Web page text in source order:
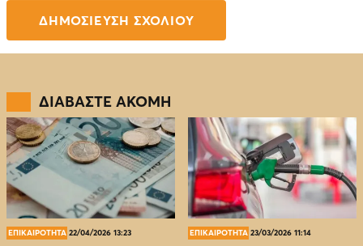
ΔΙΑΒΑΣΤΕ ΑΚΟΜΗ
ΕΠΙΚΑΙΡΟΤΗΤΑ 22/04/2026 13:23 ΕΠΙΚΑΙΡΟΤΗΤΑ 23/03/2026 11:14